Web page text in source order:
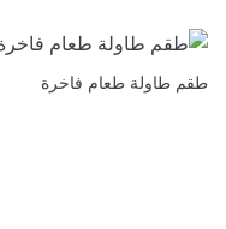
طقم طاولة طعام فاخرة